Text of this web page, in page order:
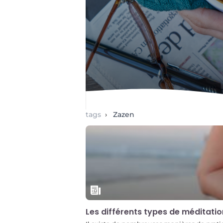
tags › Zazen
Les différents types de